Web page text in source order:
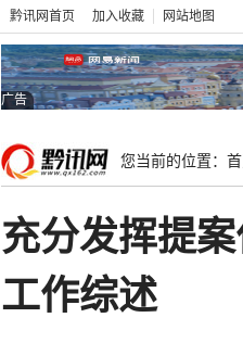
黔讯网首页 加入收藏 网站地图
广告
您当前的位置：
充分发挥提
工作综述